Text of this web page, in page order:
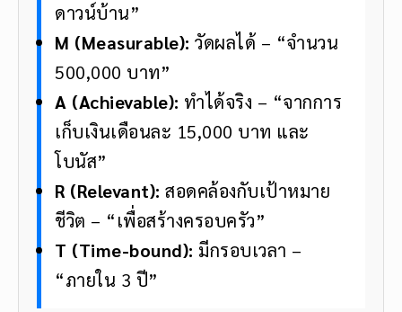
ดาวน์บ้าน”
M (Measurable): วัดผลได้ – “จำนวน
500,000 บาท”
A (Achievable): ทำได้จริง – “จากการ
เก็บเงินเดือนละ 15,000 บาท และ
โบนัส”
R (Relevant): สอดคล้องกับเป้าหมาย
ชีวิต – “เพื่อสร้างครอบครัว”
T (Time-bound): มีกรอบเวลา –
“ภายใน 3 ปี”